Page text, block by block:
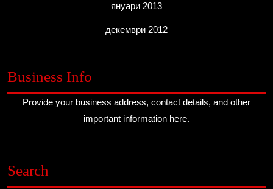
януари 2013
декември 2012
Business Info
Provide your business address, contact details, and other
important information here.
Search